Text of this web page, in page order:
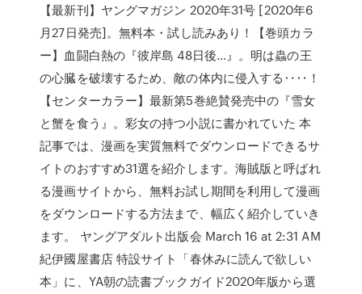
【最新刊】ヤングマガジン 2020年31号 [2020年6
月27日発売]。無料本・試し読みあり！【巻頭カラ
ー】血闘白熱の『彼岸島 48日後…』。明は蟲の王
の心臓を破壊するため、敵の体内に侵入する‥‥！
【センターカラー】最新第5巻絶賛発売中の『雪女
と蟹を食う』。彩女の持つ小説に書かれていた 本
記事では、漫画を実質無料でダウンロードできるサ
イトのおすすめ31選を紹介します。海賊版と呼ばれ
る漫画サイトから、無料お試し期間を利用して漫画
をダウンロードする方法まで、幅広く紹介していき
ます。 ヤングアダルト出版会 March 16 at 2:31 AM
紀伊國屋書店 特設サイト「春休みに読んで欲しい
本」に、YA朝の読書ブックガイド2020年版から選